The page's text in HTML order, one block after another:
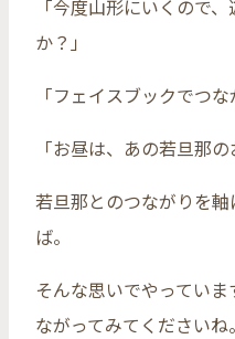
「今度山形にいくので
か？」
「フェイスブックでつ
「お昼は、あの若旦那
若旦那とのつながりを
ば。
そんな思いでやってい
ながってみてくださいね。